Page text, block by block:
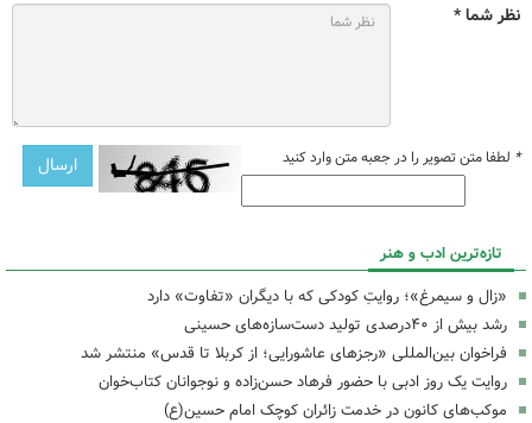
نظر شما *
* لطفا متن تصویر را در جعبه متن وارد کنید
تازه‌ترین ادب و هنر
«زال و سیمرغ»؛ روایتِ کودکی که با دیگران «تفاوت» دارد
رشد بیش از ۴۰درصدی تولید دست‌سازه‌های حسینی
فراخوان بین‌المللی «رجزهای عاشورایی؛ از کربلا تا قدس» منتشر شد
روایت یک روز ادبی با حضور فرهاد حسن‌زاده و نوجوانان کتاب‌خوان
موکب‌های کانون در خدمت زائران کوچک امام حسین(ع)